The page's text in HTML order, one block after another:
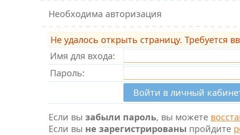
Необходима авторизация
Не удалось открыть страницу. Требуется
Имя для входа:
Пароль:
Если вы забыли пароль, вы можете
Если вы не зарегистрированы пройдите